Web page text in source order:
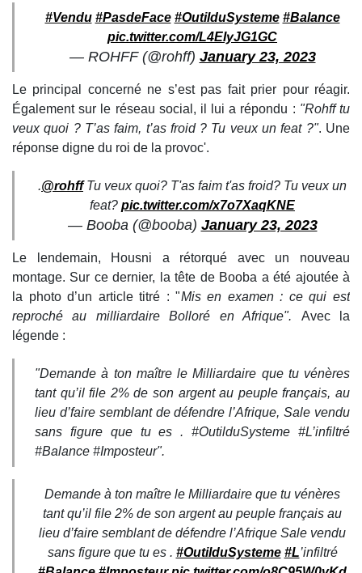
#Vendu #PasdeFace #OutilduSysteme #Balance
pic.twitter.com/L4EIyJG1GC
— ROHFF (@rohff) January 23, 2023
Le principal concerné ne s’est pas fait prier pour réagir.
Également sur le réseau social, il lui a répondu : "Rohff tu
veux quoi ? T’as faim, t’as froid ? Tu veux un feat ?". Une
réponse digne du roi de la provoc'.
.@rohffTu veux quoi? T'as faim t'as froid? Tu veux un
feat? pic.twitter.com/x7o7XaqKNE
— Booba (@booba) January 23, 2023
Le lendemain, Housni a rétorqué avec un nouveau
montage. Sur ce dernier, la tête de Booba a été ajoutée à
la photo d’un article titré : "Mis en examen : ce qui est
reproché au milliardaire Bolloré en Afrique". Avec la
légende :
"Demande à ton maître le Milliardaire que tu vénères
tant qu’il file 2% de son argent au peuple français, au
lieu d’faire semblant de défendre l’Afrique, Sale vendu
sans figure que tu es . #OutilduSysteme #L’infiltré
#Balance #Imposteur".
Demande à ton maître le Milliardaire que tu vénères
tant qu’il file 2% de son argent au peuple français au
lieu d’faire semblant de défendre l’Afrique Sale vendu
sans figure que tu es . #OutilduSysteme #L’infiltré